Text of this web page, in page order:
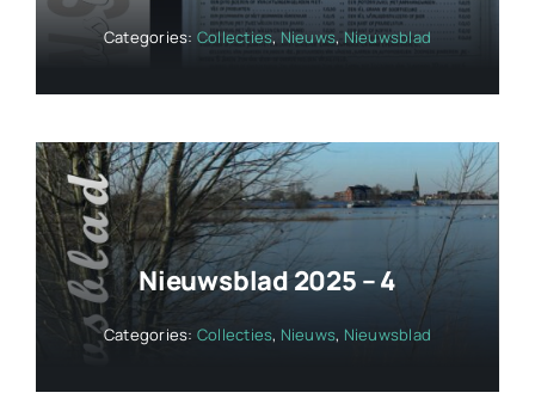
Categories: Collecties, Nieuws, Nieuwsblad
Nieuwsblad 2025 – 4
Categories: Collecties, Nieuws, Nieuwsblad